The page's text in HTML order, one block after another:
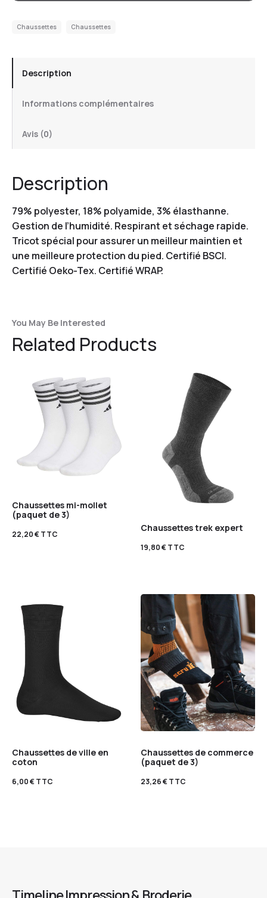
Chaussettes Chaussettes
Description
Informations complémentaires
Avis (0)
Description
79% polyester, 18% polyamide, 3% élasthanne.
Gestion de l’humidité. Respirant et séchage rapide.
Tricot spécial pour assurer un meilleur maintien et
une meilleure protection du pied. Certifié BSCI.
Certifié Oeko-Tex. Certifié WRAP.
You May Be Interested
Related Products
Chaussettes mi-mollet
(paquet de 3)
22,20€TTC
Chaussettes trek expert
19,80€TTC
Chaussettes de ville en
coton
6,00€TTC
Chaussettes de commerce
(paquet de 3)
23,26€TTC